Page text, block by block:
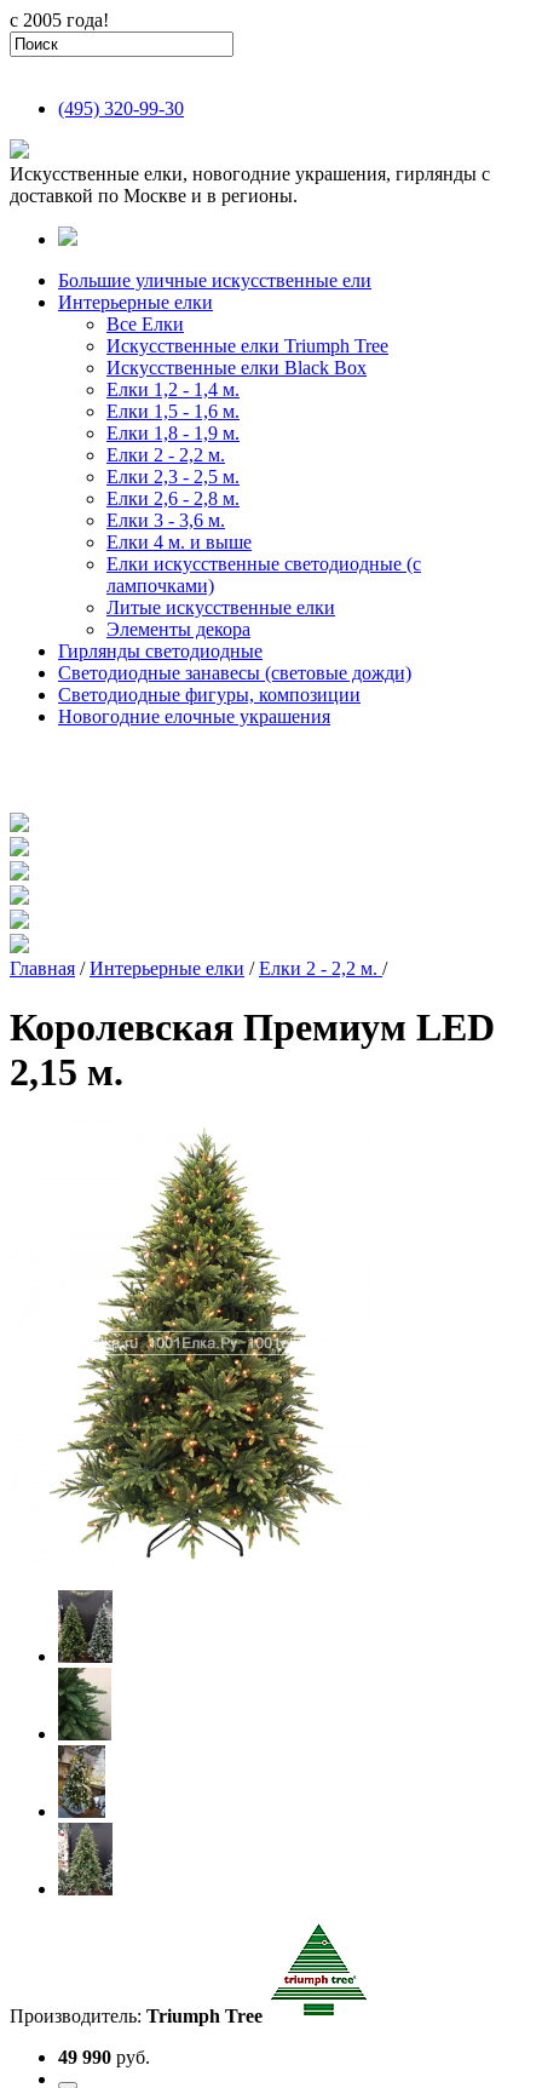
с 2005 года!
(495) 320-99-30
Искусственные елки, новогодние украшения, гирлянды с
доставкой по Москве и в регионы.
Большие уличные искусственные ели
Интерьерные елки
Все Елки
Искусственные елки Triumph Tree
Искусственные елки Black Box
Елки 1,2 - 1,4 м.
Елки 1,5 - 1,6 м.
Елки 1,8 - 1,9 м.
Елки 2 - 2,2 м.
Елки 2,3 - 2,5 м.
Елки 2,6 - 2,8 м.
Елки 3 - 3,6 м.
Елки 4 м. и выше
Елки искусственные светодиодные (с
лампочками)
Литые искусственные елки
Элементы декора
Гирлянды светодиодные
Светодиодные занавесы (световые дожди)
Светодиодные фигуры, композиции
Новогодние елочные украшения
Главная / Интерьерные елки / Елки 2 - 2,2 м. /
Королевская Премиум LED
2,15 м.
Производитель: Triumph Tree
49 990 руб.